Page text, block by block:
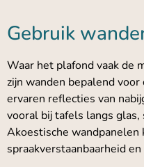
Gebruik
Waar het plafond vaak de
zijn wanden bepalend
ervaren reflecties van
vooral bij tafels langs
Akoestische
spraakverstaanbaarheid